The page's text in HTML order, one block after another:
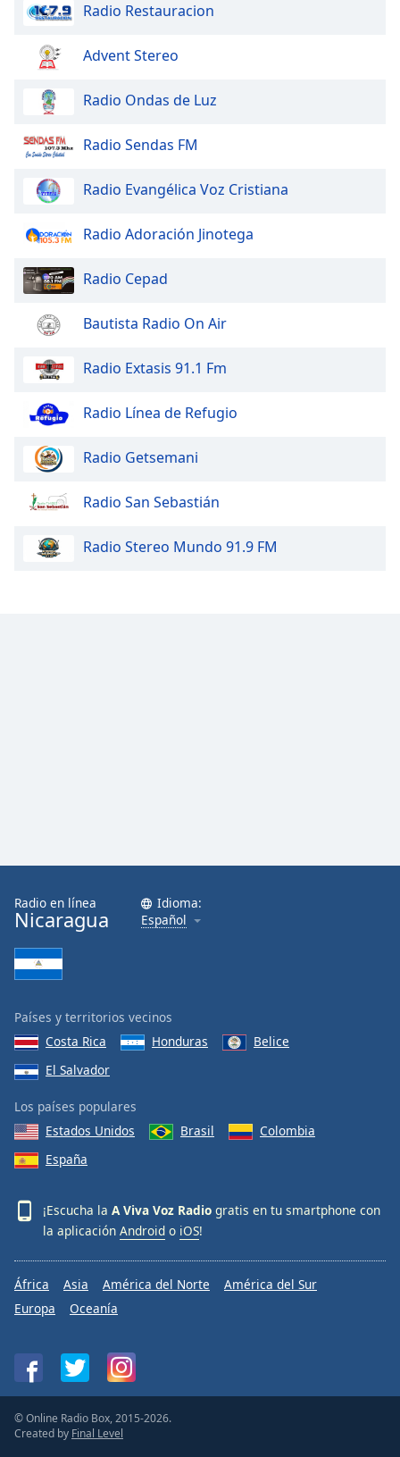
Radio Restauracion
Advent Stereo
Radio Ondas de Luz
Radio Sendas FM
Radio Evangélica Voz Cristiana
Radio Adoración Jinotega
Radio Cepad
Bautista Radio On Air
Radio Extasis 91.1 Fm
Radio Línea de Refugio
Radio Getsemani
Radio San Sebastián
Radio Stereo Mundo 91.9 FM
Radio en línea
Nicaragua
Idioma:
Español
Países y territorios vecinos
Costa Rica
Honduras
Belice
El Salvador
Los países populares
Estados Unidos
Brasil
Colombia
España
¡Escucha la A Viva Voz Radio gratis en tu smartphone con
la aplicación Android o iOS!
África Asia América del Norte
América del Sur
Europa
Oceanía
© Online Radio Box, 2015-2026.
Created by Final Level